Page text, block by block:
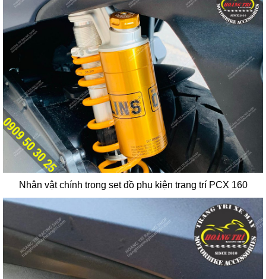
Nhân vật chính trong set đồ phụ kiện trang trí PCX 160